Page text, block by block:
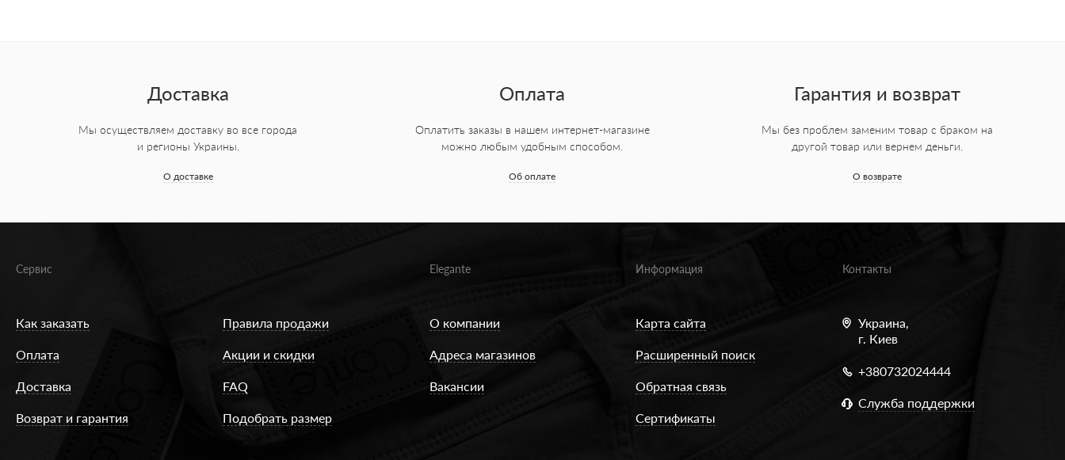
Доставка
Мы осуществляем доставку во все города
и регионы Украины.
О доставке
Оплата
Оплатить заказы в нашем интернет-магазине
можно любым удобным способом.
Об оплате
Гарантия и возврат
Мы без проблем заменим товар с браком на
другой товар или вернем деньги.
О возврате
Сервис
Как заказать
Оплата
Доставка
Возврат и гарантия
Правила продажи
Акции и скидки
FAQ
Подобрать размер
Elegante
О компании
Адреса магазинов
Вакансии
Информация
Карта сайта
Расширенный поиск
Обратная связь
Сертификаты
Контакты
Украина,
г. Киев
+380732024444
Служба поддержки